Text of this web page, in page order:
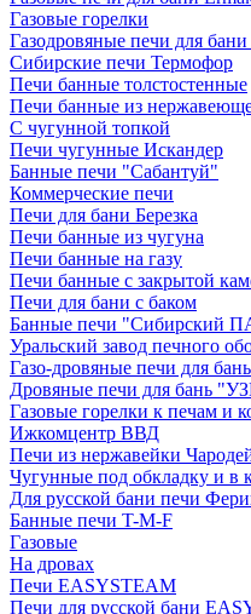
Газовые горелки
Газодровяные печи для
Сибирские печи Термофор
Печи банные толстостенные
Печи банные из
С чугунной топкой
Печи чугунные Искандер
Банные печи "Сабантуй"
Коммерческие печи
Печи для бани Березка
Печи банные из чугуна
Печи банные на газу
Печи банные с закрытой
Печи для бани с баком
Банные печи "Сибирский
Уральский завод печного
Газо-дровяные печи для
Дровяные печи для бань
Газовые горелки к печам и
Ижкомцентр ВВД
Печи из нержавейки
Чугунные под обкладку и в
Для русской бани печи
Банные печи T-M-F
Газовые
На дровах
Печи EASYSTEAM
Печи для русской бани